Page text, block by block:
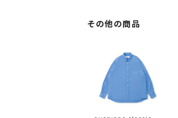
その他の商品